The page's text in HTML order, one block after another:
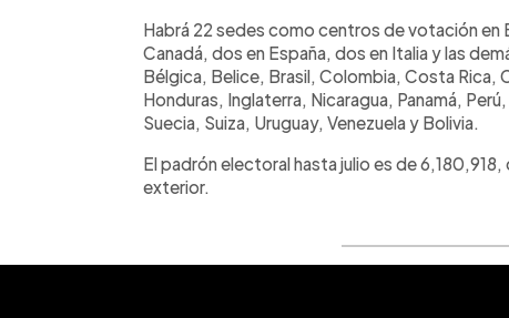
Habrá 22 sedes como centros de votación
Canadá, dos en España, dos en Italia y las
Bélgica, Belice, Brasil, Colombia, Costa Rica,
Honduras, Inglaterra, Nicaragua, Panamá,
Suecia, Suiza, Uruguay, Venezuela y Bolivia.
El padrón electoral hasta julio es de
exterior.